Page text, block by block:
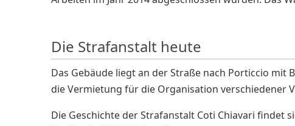
Die Strafanstalt heute
Das Gebäude liegt an der Straße nach Porticcio mit
die Vermietung für die Organisation verschiedener
Die Geschichte der Strafanstalt Coti Chiavari findet